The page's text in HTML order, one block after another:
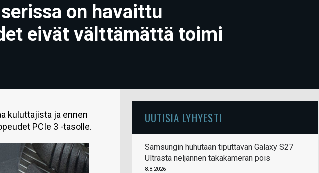
on havaittu
eivät välttämättä toimi
kuluttajista ja ennen
PCIe 3 -tasolle.
UUTISIA LYHYESTI
Samsungin huhutaan tiputtavan Galaxy S27
Ultrasta neljännen takakameran pois
8.8.2026